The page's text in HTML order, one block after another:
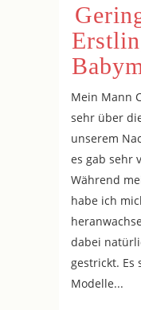
Mein Mann
sehr über
unserem
es gab sehr
Während
habe ich
dabei
gestrickt. Es
Modelle...